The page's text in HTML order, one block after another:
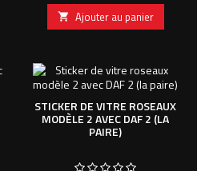
 Ajouter au panier
STICKER DE VITRE ROSEAUX
MODÈLE 2 AVEC DAF 2 (LA
PAIRE)